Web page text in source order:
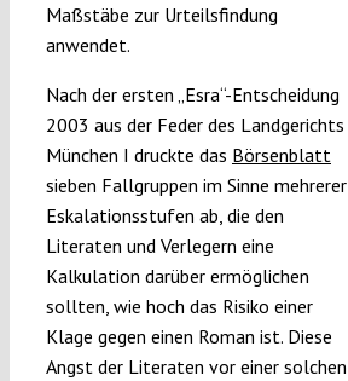
Maßstäbe zur Urteilsfindung
anwendet.
Nach der ersten „Esra“-Entscheidung
2003 aus der Feder des Landgerichts
München I druckte das Börsenblatt
sieben Fallgruppen im Sinne mehrerer
Eskalationsstufen ab, die den
Literaten und Verlegern eine
Kalkulation darüber ermöglichen
sollten, wie hoch das Risiko einer
Klage gegen einen Roman ist. Diese
Angst der Literaten vor einer solchen